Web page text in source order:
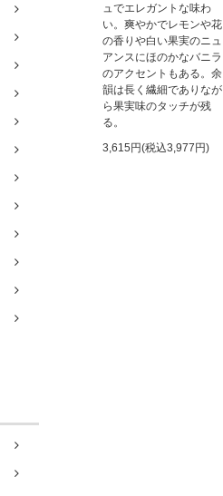
ュでエレガントな味わ
い。爽やかでレモンや花
の香りや白い果実のニュ
アンスにほのかなバニラ
のアクセントもある。余
韻は長く繊細でありなが
ら果実味のタッチが残
る。
3,615円(税込3,977円)